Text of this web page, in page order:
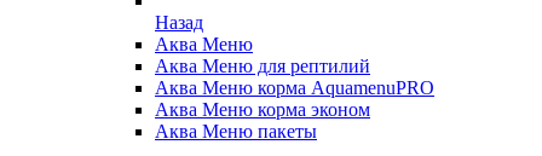
Назад
Аква Меню
Аква Меню для рептилий
Аква Меню корма AquamenuPRO
Аква Меню корма эконом
Аква Меню пакеты